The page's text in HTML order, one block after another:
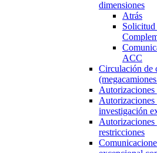
dimensiones
Atrás
ACC
Circulación de
Autorizaciones
Autorizaciones
investigación
Autorizaciones
restricciones